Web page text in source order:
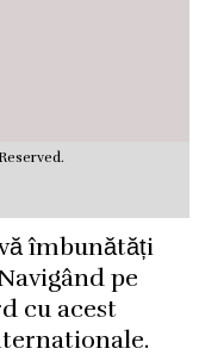
îmbunătăți
pe
cu acest